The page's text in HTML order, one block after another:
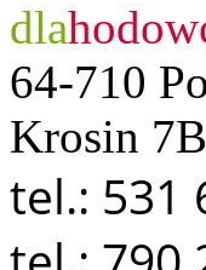
dla
64-710
Krosin 7B
tel.: 531